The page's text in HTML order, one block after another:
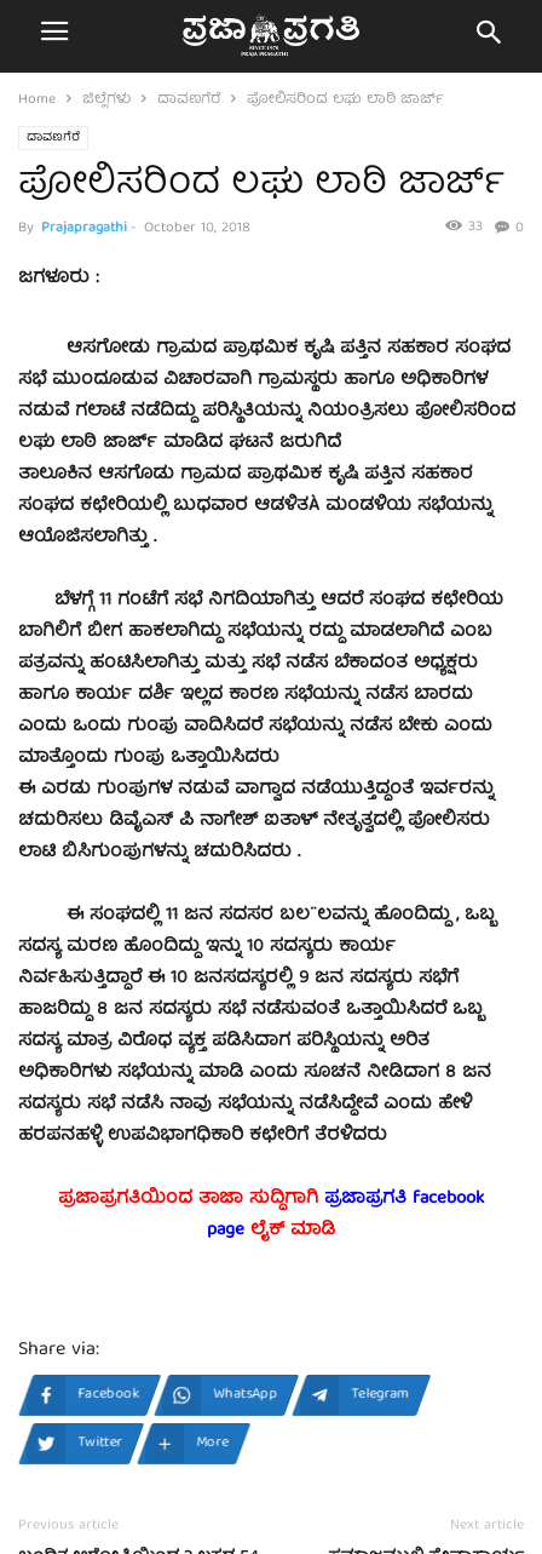
Home ಜಿಲ್ಲೆಗಳು ದಾವಣಗೆರೆ ಪೋಲಿಸರಿಂದ ಲಘು ಲಾಠಿ ಜಾರ್ಜ್
ದಾವಣಗೆರೆ
ಪೋಲಿಸರಿಂದ ಲಘು ಲಾಠಿ ಜಾರ್ಜ್
By Prajapragathi- October 10, 2018 0
33
ಜಗಳೂರು :
ಆಸಗೋಡು ಗ್ರಾಮದ ಪ್ರಾಥಮಿಕ ಕೃಷಿ ಪತ್ತಿನ ಸಹಕಾರ ಸಂಘದ
ಸಭೆ ಮುಂದೂಡುವ ವಿಚಾರವಾಗಿ ಗ್ರಾಮಸ್ಥರು ಹಾಗೂ ಅಧಿಕಾರಿಗಳ
ನಡುವೆ ಗಲಾಟೆ ನಡೆದಿದ್ದು ಪರಿಸ್ಥಿತಿಯನ್ನು ನಿಯಂತ್ರಿಸಲು ಪೋಲಿಸರಿಂದ
ಲಘು ಲಾಠಿ ಜಾರ್ಜ್ ಮಾಡಿದ ಘಟನೆ ಜರುಗಿದೆ
ತಾಲೂಕಿನ ಆಸಗೊಡು ಗ್ರಾಮದ ಪ್ರಾಥಮಿಕ ಕೃಷಿ ಪತ್ತಿನ ಸಹಕಾರ
ಸಂಘದ ಕಛೇರಿಯಲ್ಲಿ ಬುಧವಾರ ಆಡಳಿತÀ ಮಂಡಳಿಯ ಸಭೆಯನ್ನು
ಆಯೊಜಿಸಲಾಗಿತ್ತು .
ಬೆಳಗ್ಗೆ 11 ಗಂಟೆಗೆ ಸಭೆ ನಿಗದಿಯಾಗಿತ್ತು ಆದರೆ ಸಂಘದ ಕಛೇರಿಯ
ಬಾಗಿಲಿಗೆ ಬೀಗ ಹಾಕಲಾಗಿದ್ದು ಸಭೆಯನ್ನು ರದ್ದು ಮಾಡಲಾಗಿದೆ ಎಂಬ
ಪತ್ರವನ್ನು ಹಂಟಿಸಿಲಾಗಿತ್ತು ಮತ್ತು ಸಭೆ ನಡೆಸ ಬೆಕಾದಂತ ಅಧ್ಯಕ್ಷರು
ಹಾಗೂ ಕಾರ್ಯ ದರ್ಶಿ ಇಲ್ಲದ ಕಾರಣ ಸಭೆಯನ್ನು ನಡೆಸ ಬಾರದು
ಎಂದು ಒಂದು ಗುಂಪು ವಾದಿಸಿದರೆ ಸಭೆಯನ್ನು ನಡೆಸ ಬೇಕು ಎಂದು
ಮಾತ್ತೊಂದು ಗುಂಪು ಒತ್ತಾಯಿಸಿದರು
ಈ ಎರಡು ಗುಂಪುಗಳ ನಡುವೆ ವಾಗ್ವಾದ ನಡೆಯುತ್ತಿದ್ದಂತೆ ಇರ್ವರನ್ನು
ಚದುರಿಸಲು ಡಿವೈಎಸ್ ಪಿ ನಾಗೇಶ್ ಐತಾಳ್ ನೇತೃತ್ವದಲ್ಲಿ ಪೋಲಿಸರು
ಲಾಟಿ ಬಿಸಿಗುಂಪುಗಳನ್ನು ಚದುರಿಸಿದರು .
ಈ ಸಂಘದಲ್ಲಿ 11 ಜನ ಸದಸರ ಬಲ¨ಲವನ್ನು ಹೊಂದಿದ್ದು , ಒಬ್ಬ
ಸದಸ್ಯ ಮರಣ ಹೊಂದಿದ್ದು ಇನ್ನು 10 ಸದಸ್ಯರು ಕಾರ್ಯ
ನಿರ್ವಹಿಸುತ್ತಿದ್ದಾರೆ ಈ 10 ಜನಸದಸ್ಯರಲ್ಲಿ 9 ಜನ ಸದಸ್ಯರು ಸಭೆಗೆ
ಹಾಜರಿದ್ದು 8 ಜನ ಸದಸ್ಯರು ಸಭೆ ನಡೆಸುವಂತೆ ಒತ್ತಾಯಿಸಿದರೆ ಒಬ್ಬ
ಸದಸ್ಯ ಮಾತ್ರ ವಿರೊಧ ವ್ಯಕ್ತ ಪಡಿಸಿದಾಗ ಪರಿಸ್ಥಿಯನ್ನು ಅರಿತ
ಅಧಿಕಾರಿಗಳು ಸಭೆಯನ್ನು ಮಾಡಿ ಎಂದು ಸೂಚನೆ ನೀಡಿದಾಗ 8 ಜನ
ಸದಸ್ಯರು ಸಭೆ ನಡೆಸಿ ನಾವು ಸಭೆಯನ್ನು ನಡೆಸಿದ್ದೇವೆ ಎಂದು ಹೇಳಿ
ಹರಪನಹಳ್ಳಿ ಉಪವಿಭಾಗಧಿಕಾರಿ ಕಛೇರಿಗೆ ತೆರಳಿದರು
ಪ್ರಜಾಪ್ರಗತಿಯಿಂದ ತಾಜಾ ಸುದ್ದಿಗಾಗಿಪ್ರಜಾಪ್ರಗತಿ facebook
page ಲೈಕ್ ಮಾಡಿ
Share via:
Facebook WhatsApp
Telegram
Twitter
More
Previous article Next article